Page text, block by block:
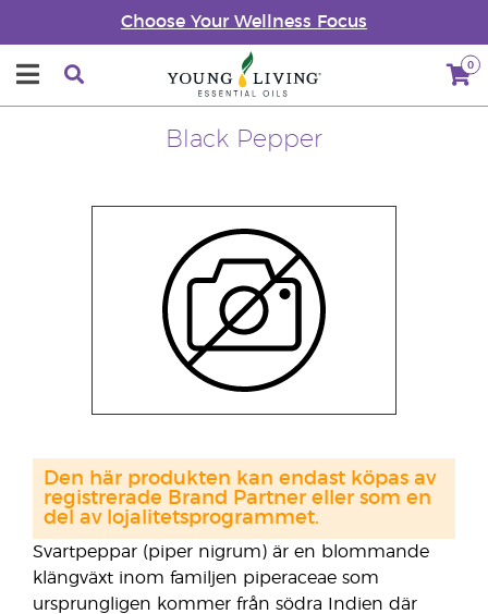
Choose Your Wellness Focus
0
Black Pepper
Svartpeppar (piper nigrum) är en blommande
klängväxt inom familjen piperaceae som
ursprungligen kommer från södra Indien där
Den här produkten kan endast köpas av
registrerade Brand Partner eller som en
del av lojalitetsprogrammet.